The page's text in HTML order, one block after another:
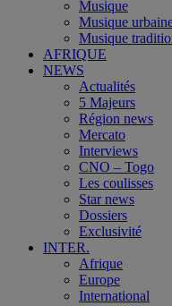
Musique
Musique
Musique
AFRIQUE
NEWS
Actualités
5 Majeurs
Région news
Mercato
Interviews
CNO – Togo
Les coulisses
Star news
Dossiers
Exclusivité
INTER.
Afrique
Europe
International